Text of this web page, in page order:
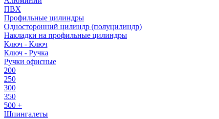
ПВХ
Профильные цилиндры
Односторонний цилиндр (полуцилиндр)
Накладки на профильные цилиндры
Ключ - Ключ
Ключ - Ручка
Ручки офисные
200
250
300
350
500 +
Шпингалеты